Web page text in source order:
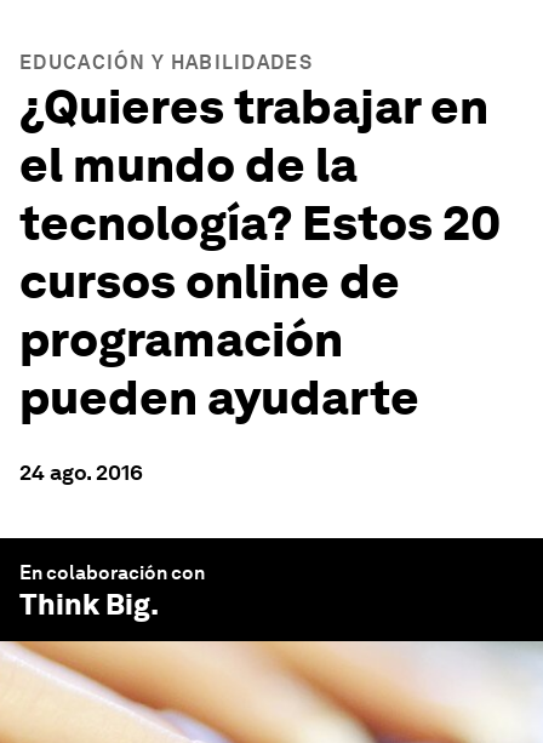
EDUCACIÓN Y HABILIDADES
¿Quieres trabajar en
el mundo de la
tecnología? Estos 20
cursos online de
programación
pueden ayudarte
24 ago. 2016
En colaboración con
Think Big.